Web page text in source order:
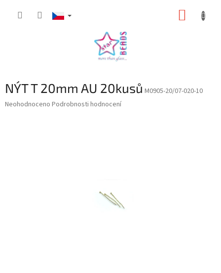
NÝT T 20mm AU 20kusů M0905-20/07-020-10
Průměrné
Neohodnoceno Podrobnosti hodnocení